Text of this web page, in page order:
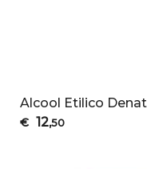
Alcool Etilico
€ 12,50